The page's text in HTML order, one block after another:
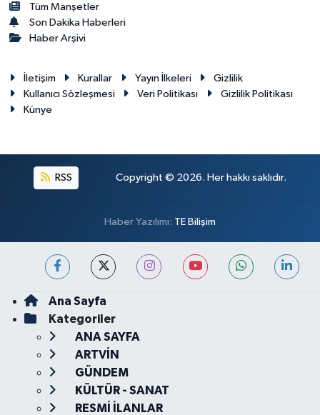
Tüm Manşetler
Son Dakika Haberleri
Haber Arşivi
İletişim Kurallar Yayın İlkeleri
Gizlilik
Kullanıcı Sözleşmesi
Veri Politikası
Gizlilik Politikası
Künye
RSS Copyright © 2026. Her hakkı saklıdır.
Haber Yazılımı: TE Bilişim
Ana Sayfa
Kategoriler
ANA SAYFA
ARTVİN
GÜNDEM
KÜLTÜR - SANAT
RESMİ İLANLAR